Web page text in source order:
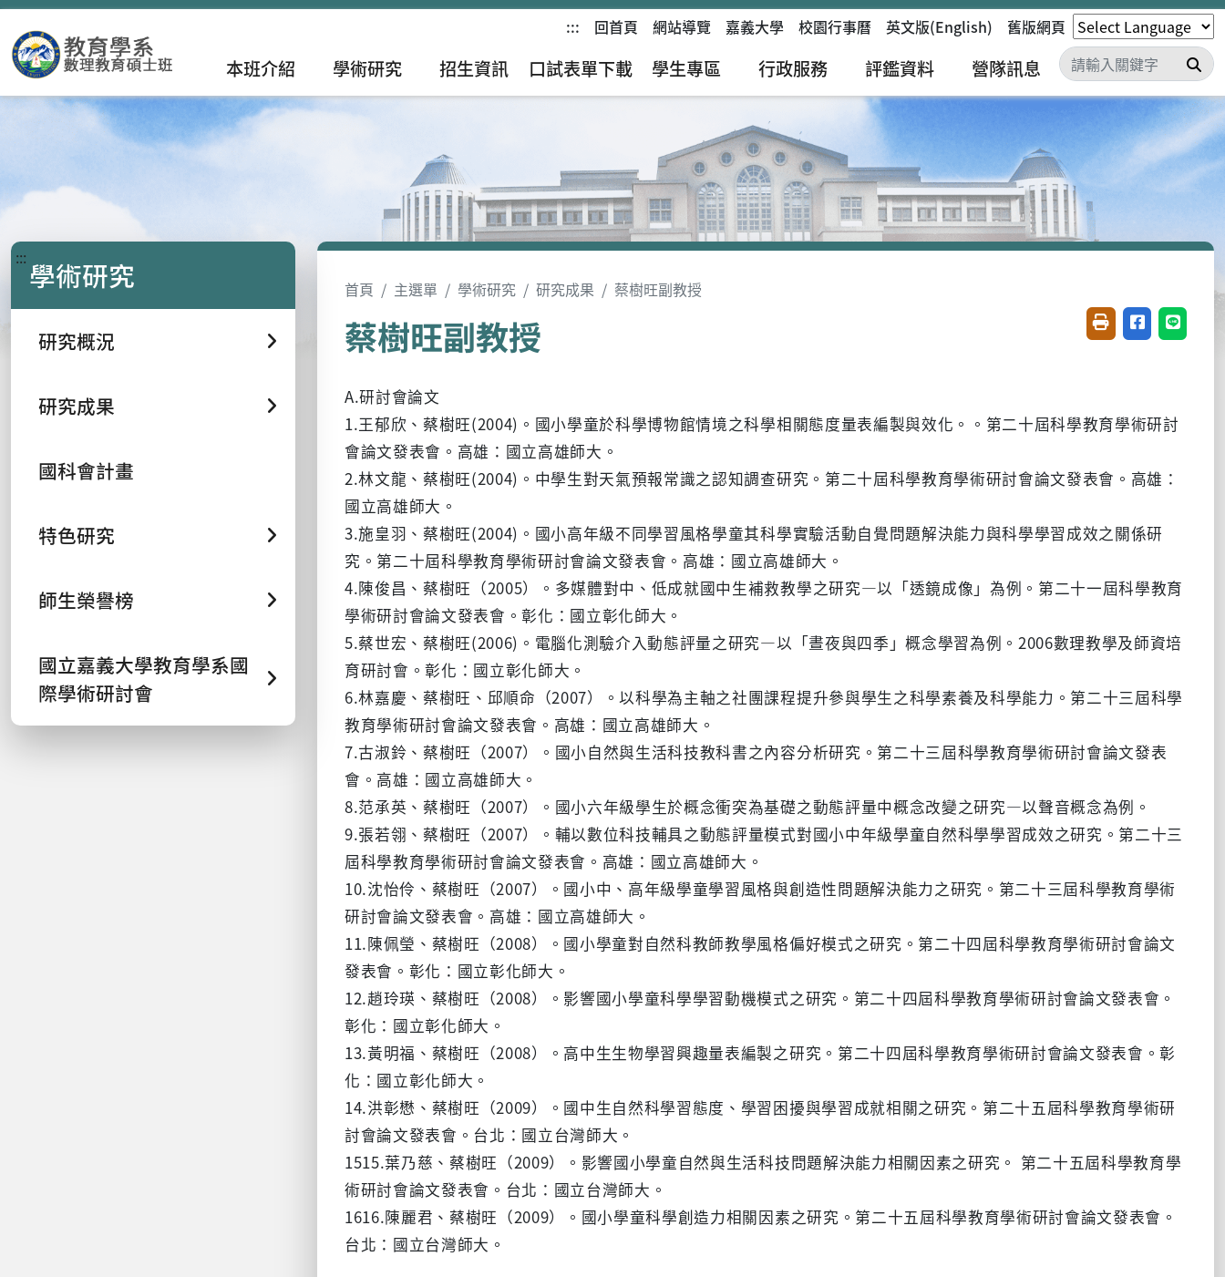
::: 回首頁 網站導覽 嘉義大學 校園行事曆 英文版(English) 舊版網頁
本班介紹 學術研究 招生資訊 口試表單下載 學生專區 行政服務 評鑑資料 營隊訊息 搜
::: 學術研究
研究概況
研究成果
國科會計畫
特色研究
師生榮譽榜
國立嘉義大學教育學系國
際學術研討會
首頁 主選單 學術研究 研究成果 蔡樹旺副教授
蔡樹旺副教授 友善列印(開新視窗)
分享至臉書(
分享至
A.研討會論文
1.王郁欣、蔡樹旺(2004)。國小學童於科學博物館情境之科學相關態度量表編製與效化。。第二十屆科學教育學術研討
會論文發表會。高雄：國立高雄師大。
2.林文龍、蔡樹旺(2004)。中學生對天氣預報常識之認知調查研究。第二十屆科學教育學術研討會論文發表會。高雄：
國立高雄師大。
3.施皇羽、蔡樹旺(2004)。國小高年級不同學習風格學童其科學實驗活動自覺問題解決能力與科學學習成效之關係研
究。第二十屆科學教育學術研討會論文發表會。高雄：國立高雄師大。
4.陳俊昌、蔡樹旺（2005）。多媒體對中、低成就國中生補救教學之研究—以「透鏡成像」為例。第二十一屆科學教育
學術研討會論文發表會。彰化：國立彰化師大。
5.蔡世宏、蔡樹旺(2006)。電腦化測驗介入動態評量之研究—以「晝夜與四季」概念學習為例。2006數理教學及師資培
育研討會。彰化：國立彰化師大。
6.林嘉慶、蔡樹旺、邱順命（2007）。以科學為主軸之社團課程提升參與學生之科學素養及科學能力。第二十三屆科學
教育學術研討會論文發表會。高雄：國立高雄師大。
7.古淑鈴、蔡樹旺（2007）。國小自然與生活科技教科書之內容分析研究。第二十三屆科學教育學術研討會論文發表
會。高雄：國立高雄師大。
8.范承英、蔡樹旺（2007）。國小六年級學生於概念衝突為基礎之動態評量中概念改變之研究—以聲音概念為例。
9.張若翎、蔡樹旺（2007）。輔以數位科技輔具之動態評量模式對國小中年級學童自然科學學習成效之研究。第二十三
屆科學教育學術研討會論文發表會。高雄：國立高雄師大。
10.沈怡伶、蔡樹旺（2007）。國小中、高年級學童學習風格與創造性問題解決能力之研究。第二十三屆科學教育學術
研討會論文發表會。高雄：國立高雄師大。
11.陳佩瑩、蔡樹旺（2008）。國小學童對自然科教師教學風格偏好模式之研究。第二十四屆科學教育學術研討會論文
發表會。彰化：國立彰化師大。
12.趙玲瑛、蔡樹旺（2008）。影響國小學童科學學習動機模式之研究。第二十四屆科學教育學術研討會論文發表會。
彰化：國立彰化師大。
13.黃明福、蔡樹旺（2008）。高中生生物學習興趣量表編製之研究。第二十四屆科學教育學術研討會論文發表會。彰
化：國立彰化師大。
14.洪彰懋、蔡樹旺（2009）。國中生自然科學習態度、學習困擾與學習成就相關之研究。第二十五屆科學教育學術研
討會論文發表會。台北：國立台灣師大。
1515.葉乃慈、蔡樹旺（2009）。影響國小學童自然與生活科技問題解決能力相關因素之研究。 第二十五屆科學教育學
術研討會論文發表會。台北：國立台灣師大。
1616.陳麗君、蔡樹旺（2009）。國小學童科學創造力相關因素之研究。第二十五屆科學教育學術研討會論文發表會。
台北：國立台灣師大。